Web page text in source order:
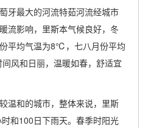
牙最大的河流特茹河流经城市
流影响，里斯本气候良好，冬
平均气温为8℃，七八月份平均
风和日丽，温暖如春，舒适宜
温和的城市，整体来说，里斯
和100日下雨天。春季时阳光